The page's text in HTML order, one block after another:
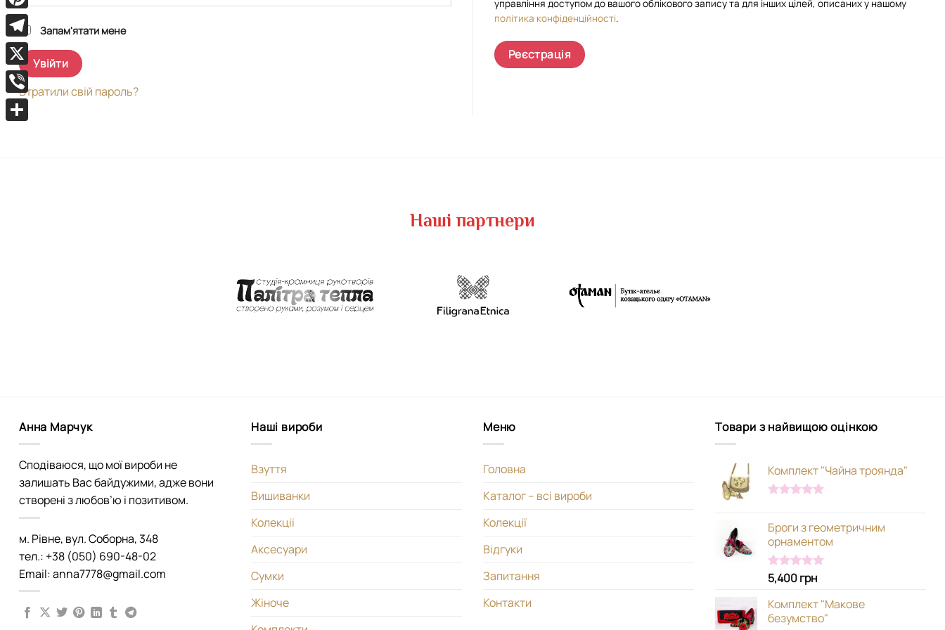
Запам'ятати мене
Увійти
Втратили свій пароль?
управління доступом до вашого облікового запису та для інших цілей, описаних у нашому
політика конфіденційності.
Реєстрація
Наші партнери
Анна Марчук
Сподіваюся, що мої вироби не
залишать Вас байдужими, адже вони
створені з любов’ю і позитивом.
м. Рівне, вул. Соборна, 348
тел.: +38 (050) 690-48-02
Email: anna7778@gmail.com
Наші вироби
Взуття
Вишиванки
Колекціі
Аксесуари
Сумки
Жіноче
Меню
Головна
Каталог – всі вироби
Колекції
Відгуки
Запитання
Контакти
Товари з найвищою оцінкою
Комплект "Чайна троянда"
Броги з геометричним
орнаментом
Оцінено в
з 5
5,400грн
Комплект "Макове
безумство"
Pinterest
Telegram
X
Viber